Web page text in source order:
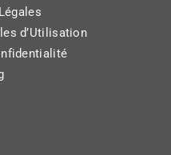
d’Utilisation